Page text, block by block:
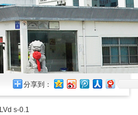
分享到：
s-0.1